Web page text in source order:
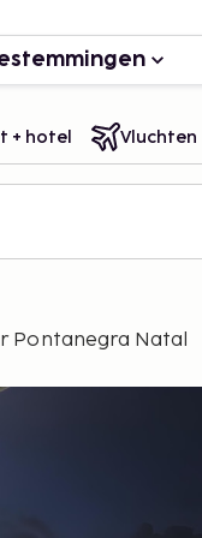
+ hotel Vluchten
Pontanegra Natal